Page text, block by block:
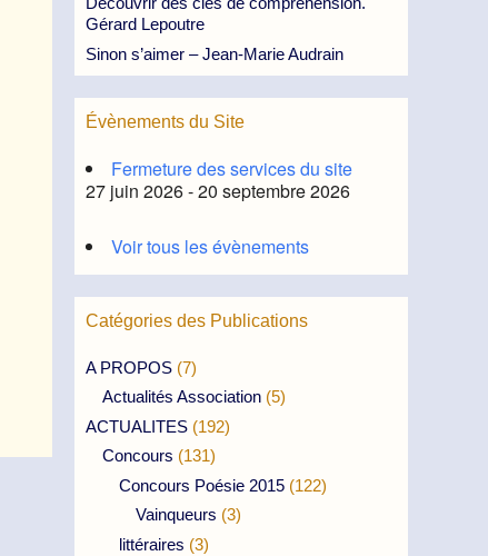
Gérard Lepoutre
Sinon s’aimer – Jean-Marie Audrain
Évènements du Site
Fermeture des services du site
27 juin 2026 - 20 septembre 2026
Voir tous les évènements
Catégories des Publications
A PROPOS (7)
Actualités Association (5)
ACTUALITES (192)
Concours (131)
Concours Poésie 2015 (122)
Vainqueurs (3)
littéraires (3)